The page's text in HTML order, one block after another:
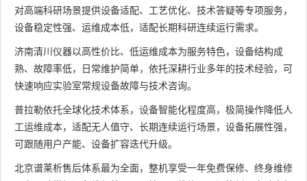
对高端科研场景提供设备适配、工艺优化、技术答疑等专项服务，
设备稳定性强、运维成本低，适配长期科研连续运行需求。
济南清川仪器以高性价比、低运维成本为服务特色，设备结构成
熟、故障率低，日常维护简单，依托深耕行业多年的技术经验，可
快速响应实验室常规设备故障与技术咨询。
普拉勒依托全球化技术体系，设备智能化程度高，极简操作降低人
工运维成本，适配无人值守、长期连续运行场景，设备拓展性强，
可跟随用户产能、设备扩容迭代升级。
北京谱莱析售后体系最为全面，整机享受一年免费保修、终身维修